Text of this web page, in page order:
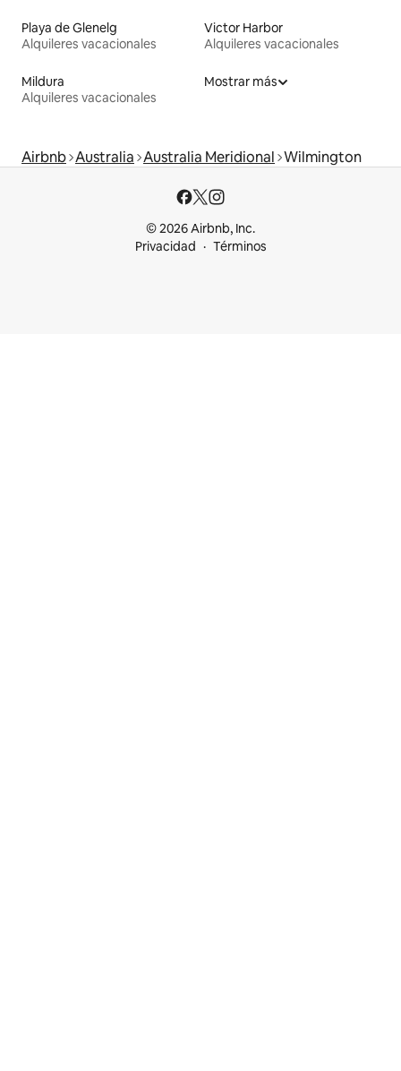
Playa de Glenelg
Alquileres vacacionales
Victor Harbor
Alquileres vacacionales
Mildura
Alquileres vacacionales
Mostrar más
Airbnb Australia Australia Meridional Wilmington
© 2026 Airbnb, Inc.
Privacidad
Términos